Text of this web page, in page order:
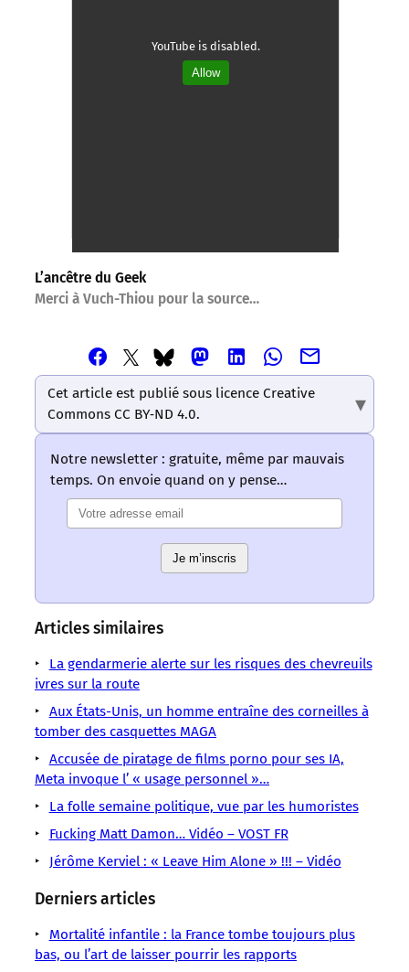
YouTube is disabled.
Allow
L’ancêtre du Geek
Merci à Vuch-Thiou pour la source…
Partager
cet
article
via
Facebook
–
Les
mots
ont
LMOUS
–
Humour
Littérature
Technologie
Partager
cet
article
via
–
Les
mots
ont
–
Technologies
en
voie
de
disparition…
Partager
cet
article
via
–
Les
mots
ont
un
sens
–
dans
sociétés
dépersonnalisées,
Partager
cet
article
via
Mastodon
–
Les
mots
sens
LMOUS
fait
la
raison.
Nous
en
Partager
article
Linkedin
–
Les
mots
sens
LMOUS
à
nos
Partager
cet
article
Whatsapp
–
Les
mots
LMOUS
Geek…
voici.
Partager
article
Email
–
mots
LMOUS
ancêtres
observez
du
Cet article est publié sous licence Creative
Commons CC BY‑ND 4.0.
Notre newsletter : gratuite, même par mauvais
temps. On envoie quand on y pense…
Je m’inscris
Articles similaires
La gendarmerie alerte sur les risques des chevreuils
ivres sur la route
Aux États-Unis, un homme entraîne des corneilles à
tomber des casquettes MAGA
Accusée de piratage de films porno pour ses IA,
Meta invoque l’ « usage personnel »…
La folle semaine politique, vue par les humoristes
Fucking Matt Damon… Vidéo – VOST FR
Jérôme Kerviel : « Leave Him Alone » !!! – Vidéo
Derniers articles
Mortalité infantile : la France tombe toujours plus
bas, ou l’art de laisser pourrir les rapports